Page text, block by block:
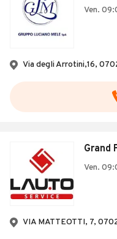
Ven.
Via degli Arrotini,16,
Grand
Ven.
VIA MATTEOTTI, 7,